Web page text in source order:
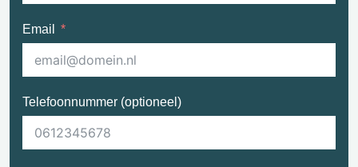
Email
Telefoonnummer (optioneel)